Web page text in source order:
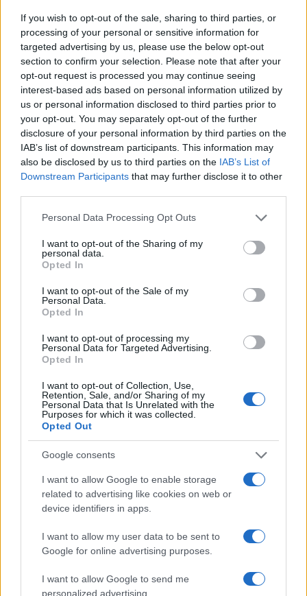
If you wish to opt-out of the sale, sharing to third parties, or
processing of your personal or sensitive information for
targeted advertising by us, please use the below opt-out
section to confirm your selection. Please note that after your
opt-out request is processed you may continue seeing
interest-based ads based on personal information utilized by
us or personal information disclosed to third parties prior to
your opt-out. You may separately opt-out of the further
disclosure of your personal information by third parties on the
IAB’s list of downstream participants. This information may
also be disclosed by us to third parties on the IAB’s List of
Downstream Participants that may further disclose it to other
Please note that this website/app uses one or more Google
not limited to your visit or usage behaviour. You may click to
grant or deny consent to Google and its third-party tags to
use your data for below specified purposes in below Google
consent section.
Personal Data Processing Opt Outs
I want to opt-out of the Sharing of my
personal data.
Opted In
I want to opt-out of the Sale of my
Personal Data.
Opted In
I want to opt-out of processing my
Personal Data for Targeted Advertising.
Opted In
I want to opt-out of Collection, Use,
Retention, Sale, and/or Sharing of my
Personal Data that Is Unrelated with the
Purposes for which it was collected.
Opted Out
Google consents
I want to allow Google to enable storage
related to advertising like cookies on web or
device identifiers in apps.
I want to allow my user data to be sent to
Google for online advertising purposes.
I want to allow Google to send me
personalized advertising.
Si bien DNS y ENS (y, por extensión, BNS) comparten una
función, los medios para proporcionar esta función
difieren enormemente.
DNS ofrece una versión Web2 centralizada de la
característica que
viene con su propio conjunto de pros y contras, mientras
que ENS ofrece una versión Web3 descentralizada de la
característica con una serie de pros y contras también.
El ENS existe desde 2017,
pero solo desde 2019 el ENS ha comenzado a ganar
adopción y popularidad, hasta el punto de anular a
OpenSea como el principal consumidor de gas en la red.
Finalmente, ENS no es el único SNB en el bloque. Los
sistemas BNS de todo tipo buscan proporcionar una
solución a los problemas que enfrentan los sistemas DNS
AUTOR
Consejo editorial